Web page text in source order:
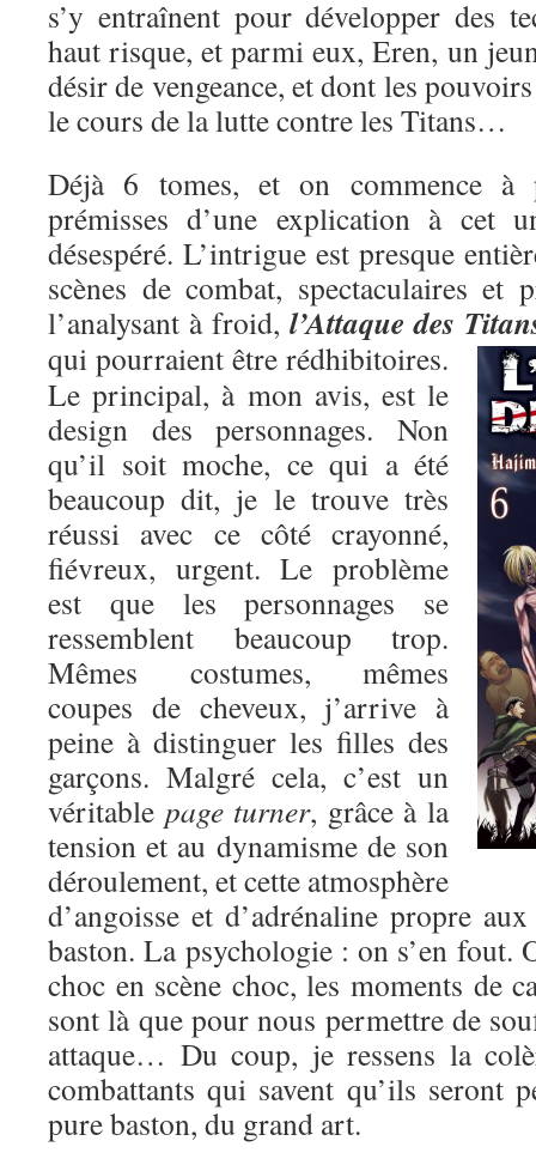
s’y entraînent pour développer des
haut risque, et parmi eux, Eren, un
désir de vengeance, et dont les
le cours de la lutte contre les Titans…
Déjà 6 tomes, et on commence à
prémisses d’une explication à cet
désespéré. L’intrigue est presque
scènes de combat, spectaculaires et
l’analysant à froid, l’Attaque des
qui pourraient être rédhibitoires.
Le principal, à mon avis, est le
design des personnages. Non
qu’il soit moche, ce qui a été
beaucoup dit, je le trouve très
réussi avec ce côté crayonné,
fiévreux, urgent. Le problème
est que les personnages se
ressemblent beaucoup trop.
Mêmes costumes, mêmes
coupes de cheveux, j’arrive à
peine à distinguer les filles des
garçons. Malgré cela, c’est un
véritable page turner, grâce à la
tension et au dynamisme de son
déroulement, et cette atmosphère
d’angoisse et d’adrénaline propre
baston. La psychologie : on s’en fout.
choc en scène choc, les moments de
sont là que pour nous permettre de
attaque… Du coup, je ressens la
combattants qui savent qu’ils seront
pure baston, du grand art.